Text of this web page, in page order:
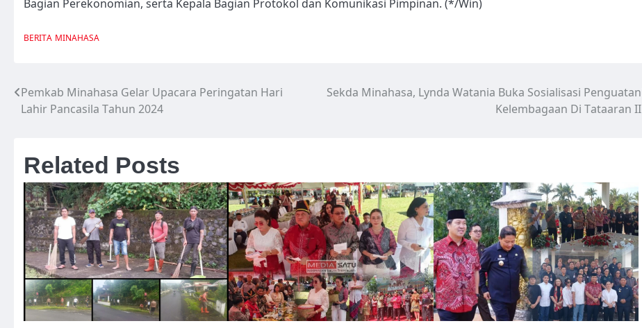
Bagian Perekonomian, serta Kepala Bagian Protokol dan Komunikasi Pimpinan. (*/Win)
BERITA MINAHASA
Navigasi
Pemkab Minahasa Gelar Upacara Peringatan Hari
Lahir Pancasila Tahun 2024
Sekda Minahasa, Lynda Watania Buka Sosialisasi Penguatan
Kelembagaan Di Tataaran II
Related Posts